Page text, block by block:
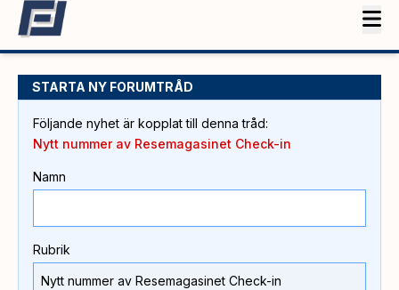
STARTA NY FORUMTRÅD
Följande nyhet är kopplat till denna tråd:
Nytt nummer av Resemagasinet Check-in
Namn
Rubrik